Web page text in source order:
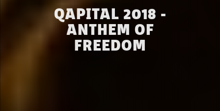
QAPITAL 2018 -
ANTHEM OF
FREEDOM